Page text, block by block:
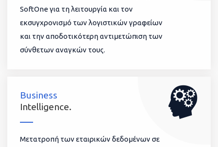
SoftOne για τη λειτουργία και τον
εκσυγχρονισμό των λογιστικών γραφείων
και την αποδοτικότερη αντιμετώπιση των
σύνθετων αναγκών τους.
Business
Intelligence.
Μετατροπή των εταιρικών δεδομένων σε